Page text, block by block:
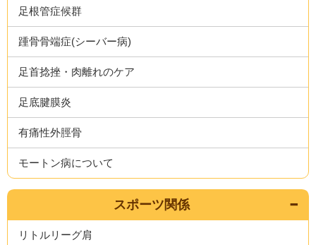
足根管症候群
踵骨骨端症(シーバー病)
足首捻挫・肉離れのケア
足底腱膜炎
有痛性外脛骨
モートン病について
スポーツ関係
リトルリーグ肩